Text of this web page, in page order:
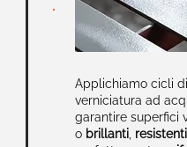
Applichiamo cicli di
verniciatura ad
garantire superfici
o brillanti resistenti